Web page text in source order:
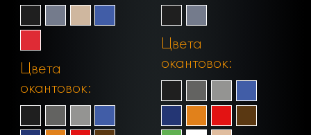
Цвета
окантовок:
Цвета
окантовок: